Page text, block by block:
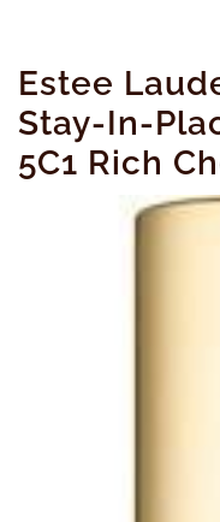
Estee
Stay-In-
5C1 Rich